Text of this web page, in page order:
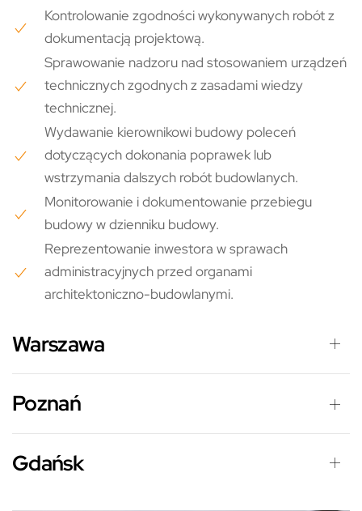
Kontrolowanie zgodności wykonywanych robót z
dokumentacją projektową.
Sprawowanie nadzoru nad stosowaniem urządzeń
technicznych zgodnych z zasadami wiedzy
technicznej.
Wydawanie kierownikowi budowy poleceń
dotyczących dokonania poprawek lub
wstrzymania dalszych robót budowlanych.
Monitorowanie i dokumentowanie przebiegu
budowy w dzienniku budowy.
Reprezentowanie inwestora w sprawach
administracyjnych przed organami
architektoniczno-budowlanymi.
Warszawa
Poznań
Gdańsk